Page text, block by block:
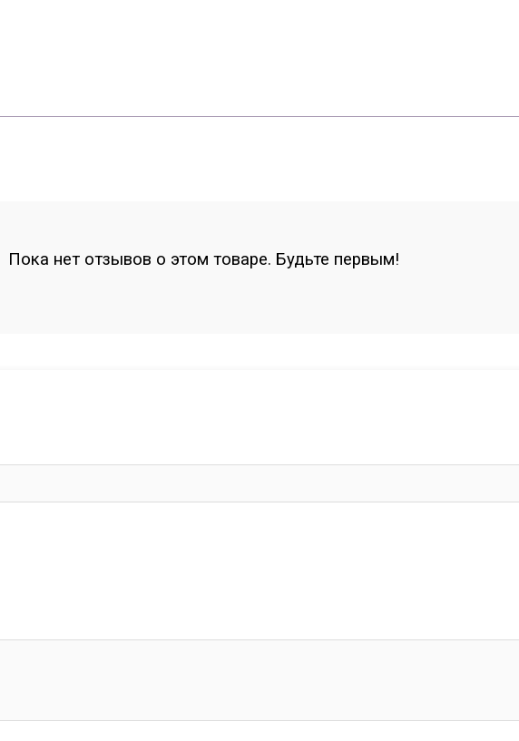
Пока нет отзывов о этом товаре. Будьте первым!